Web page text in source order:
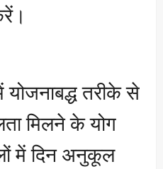
योजनाबद्ध तरीके से
मिलने के योग
में दिन अनुकूल